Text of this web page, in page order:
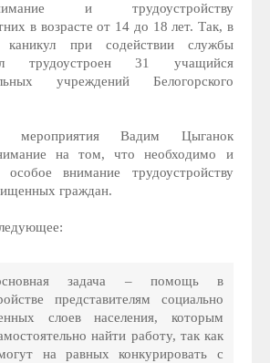
и трудоустройству
в возрасте от 14 до 18 лет. Так, в
каникул при содействии службы
трудоустроен 31 учащийся
учреждений Белогорского
мероприятия Вадим Цыганок
на том, что необходимо и
особое внимание трудоустройству
граждан.
задача – помощь в
представителям социально
слоев населения, которым
найти работу, так как
на равных конкурировать с